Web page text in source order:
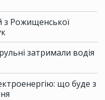
з Рожищенської
затримали водія
що буде з